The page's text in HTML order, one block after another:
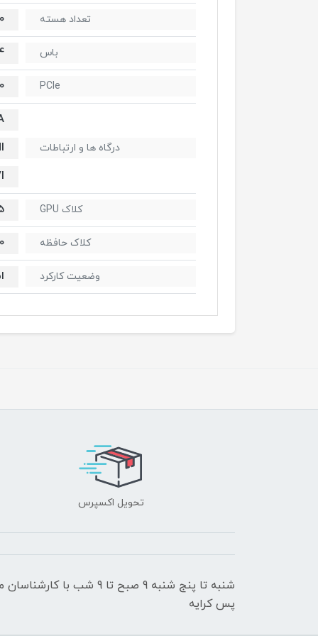
تعداد هسته
باس
PCIe
درگاه ها و ارتباطات
کلاک GPU
کلاک حافظه
وضعیت کارکرد
تحویل اکسپرس
شنبه تا پنج شنبه 9 صبح
پس کرایه